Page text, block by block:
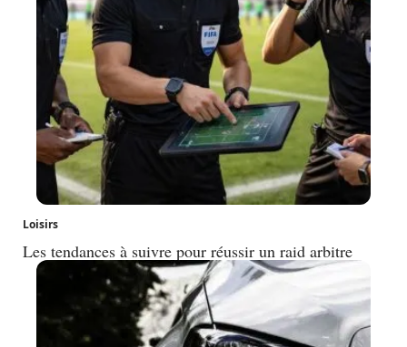
Loisirs
Les tendances à suivre pour réussir un raid arbitre